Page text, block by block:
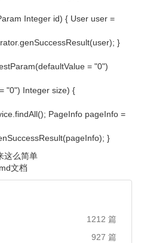
Integer id) { User user =
}
= "0")
"0") Integer size) {
PageInfo pageInfo =
}
这么简单
文档
1212 篇
927 篇